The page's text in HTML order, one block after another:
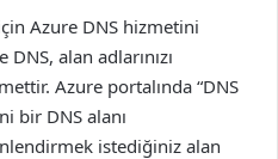
Azure DNS hizmetini
alan adlarınızı
Azure portalında “DNS
bir DNS alanı
istediğiniz alan